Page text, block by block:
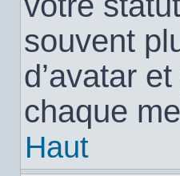
souvent
d’avatar
chaque
Haut